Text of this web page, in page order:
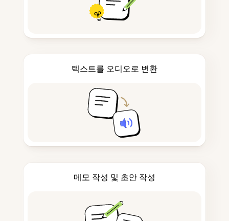
텍스트를 오디오로 변환
메모 작성 및 초안 작성